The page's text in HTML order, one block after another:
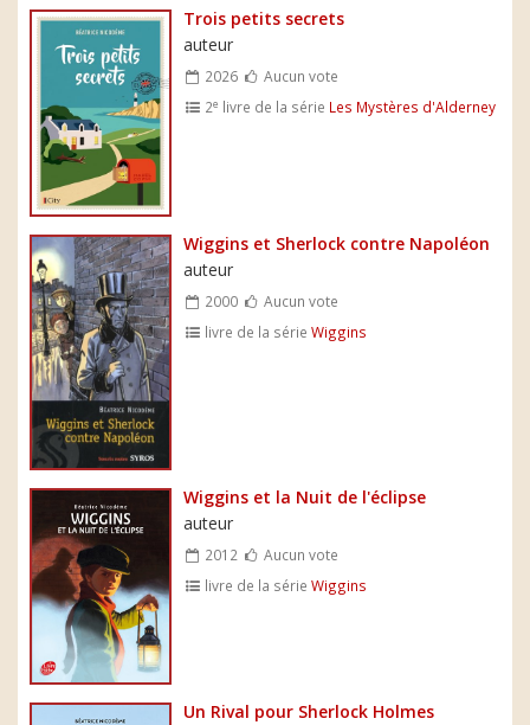
Trois petits secrets
auteur
2026
Aucun vote
2e livre de la série Les Mystères d'Alderney
Wiggins et Sherlock contre Napoléon
auteur
2000
Aucun vote
livre de la sérieWiggins
Wiggins et la Nuit de l'éclipse
auteur
2012
Aucun vote
livre de la sérieWiggins
Un Rival pour Sherlock Holmes